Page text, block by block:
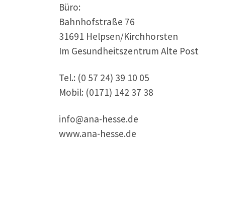
Büro:
Bahnhofstraße 76
31691 Helpsen/Kirchhorsten
Im Gesundheitszentrum Alte Post
Tel.: (0 57 24) 39 10 05
Mobil: (0171) 142 37 38
info@ana-hesse.de
www.ana-hesse.de